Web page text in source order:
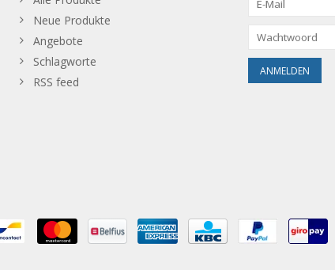
Neue Produkte
Angebote
Schlagworte
RSS feed